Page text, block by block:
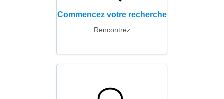
Commencez votre recherche
Rencontrez